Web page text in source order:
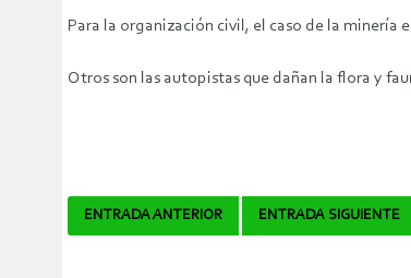
Para la organización civil, el caso de la minería
Otros son las autopistas que dañan la flora y
Navegador
ENTRADA ANTERIOR ENTRADA SIGUIENTE